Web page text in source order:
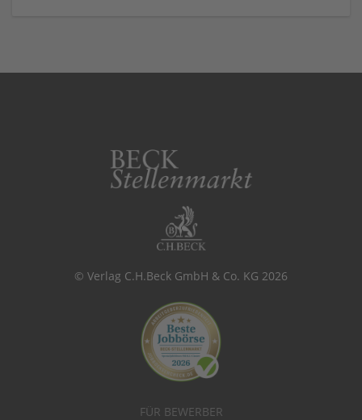
© Verlag C.H.Beck GmbH & Co. KG 2026
FÜR BEWERBER